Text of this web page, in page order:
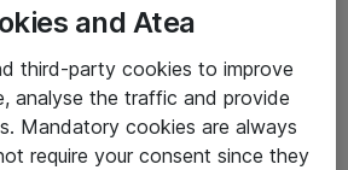
eivät sisällä arvonlisäveroa
and Atea
third-party cookies to improve
analyse the traffic and provide
Mandatory cookies are always
require your consent since they